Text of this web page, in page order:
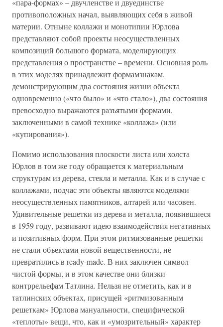
«пара-формах» – двучленстве и двуединстве
противоположных начал, выявляющих себя в живой
материи. Отныне коллажи и монотипии Юрлова
представляют собой проекты неосуществленных
композиций большого формата, моделирующих
представления о пространстве – времени. Основная роль
в этих моделях принадлежит формамзнакам,
демонстрирующим два состояния жизни объекта
одновременно («что было» и «что стало»), два состояния
превосходно выражаются разъятыми формами,
заключенными в самой технике «коллажа» (или
«купирования»).
Помимо использования плоскости листа или холста
Юрлов в том же году обращается к материальным
структурам из дерева, стекла и металла. Как и в случае с
коллажами, подчас эти объекты являются моделями
неосуществленных памятников, алтарей или часовен.
Удивительные решетки из дерева и металла, появившиеся
в 1959 году, развивают идею взаимодействия негативных
и позитивных форм. При этом ритмизованные решетки
не стали объектами новой вещественности, не
превратились в ready-made. В них заключен символ
чистой формы, и в этом качестве они близки
контррельефам Татлина. Нельзя не отметить, как и в
татлинских объектах, присущей «ритмизованным
решеткам» Юрлова мануальности, специфической
«теплоты» вещи, что, как и «умозрительный» характер